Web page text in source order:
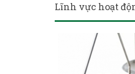
Lĩnh vực hoạt